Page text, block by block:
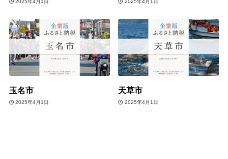
2025年4月1日 2025年4月1日
玉名市
2025年4月1日
天草市
2025年4月1日